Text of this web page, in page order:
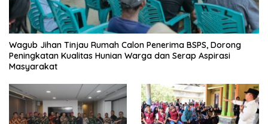
Wagub Jihan Tinjau Rumah Calon Penerima BSPS, Dorong
Peningkatan Kualitas Hunian Warga dan Serap Aspirasi
Masyarakat